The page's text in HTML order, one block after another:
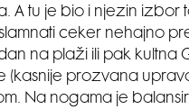
A tu je bio i njezin izbor
ceker nehajno
na plaži ili pak kultna
(kasnije prozvana
Na nogama je